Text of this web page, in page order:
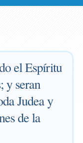
el Espíritu
y seran
Judea y
de la